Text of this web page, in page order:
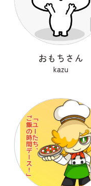
おもちさん
kazu